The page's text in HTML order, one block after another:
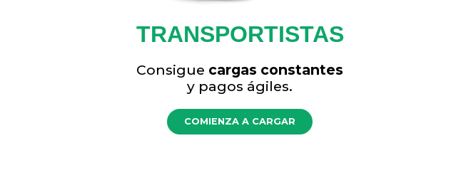
TRANSPORTISTAS
Consigue cargas constantes
y pagos ágiles.
COMIENZA A CARGAR